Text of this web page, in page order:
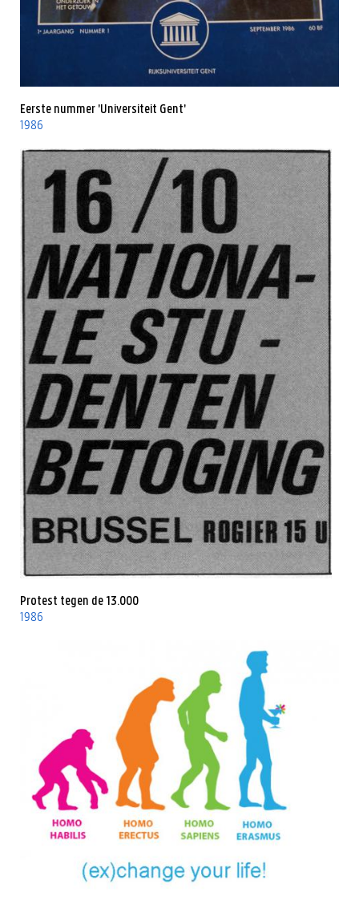
Eerste nummer 'Universiteit Gent'
1986
Protest tegen de 13.000
1986